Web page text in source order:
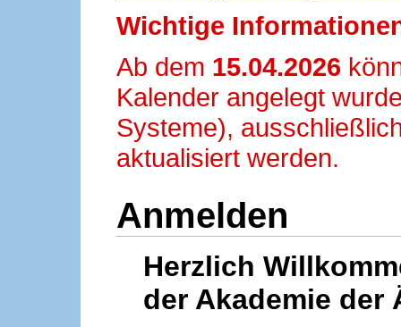
Wichtige
Ab dem 15.04.2026
Kalender angelegt
Systeme),
aktualisiert werden.
Anmelden
Herzlich
der Akademie der